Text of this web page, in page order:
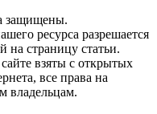
защищены.
ресурса разрешается
на страницу статьи.
взяты с открытых
все права на
владельцам.